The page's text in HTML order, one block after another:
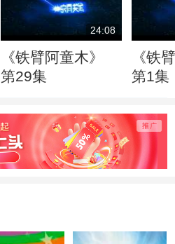
24:08
《铁臂阿童木》
第29集
《铁
第1集